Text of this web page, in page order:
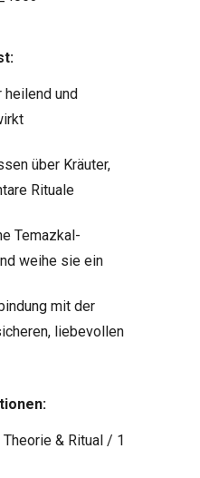
heilend und
über Kräuter,
Rituale
Temazkal-
weihe sie ein
mit der
liebevollen
Theorie & Ritual / 1